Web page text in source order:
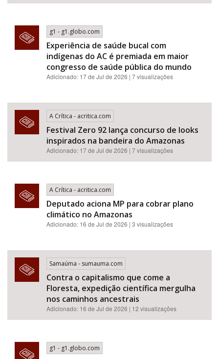
g1 - g1.globo.com
Experiência de saúde bucal com
indígenas do AC é premiada em maior
congresso de saúde pública do mundo
Adicionado: 17 de Jul de 2026 | 7 visualizações
A Crítica - acritica.com
Festival Zero 92 lança concurso de looks
inspirados na bandeira do Amazonas
Adicionado: 17 de Jul de 2026 | 7 visualizações
A Crítica - acritica.com
Deputado aciona MP para cobrar plano
climático no Amazonas
Adicionado: 16 de Jul de 2026 | 3 visualizações
Samaúma - sumauma.com
Contra o capitalismo que come a
Floresta, expedição científica mergulha
nos caminhos ancestrais
Adicionado: 16 de Jul de 2026 | 12 visualizações
g1 - g1.globo.com